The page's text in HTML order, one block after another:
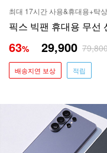
최대 17시간 사용&휴대용+탁
픽스 빅팬 휴대용 무선
63% 29,900
배송지연 보상 적립